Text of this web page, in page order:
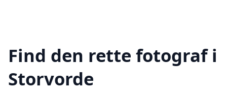
Find den rette fotograf i
Storvorde